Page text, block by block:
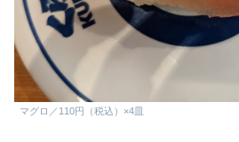
マグロ／110円（税込）×4皿